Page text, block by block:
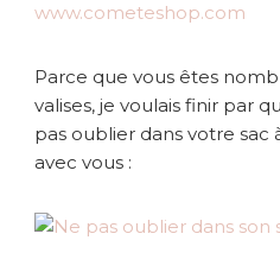
www.cometeshop.com
Parce que vous êtes
valises, je voulais finir par
pas oublier dans votre sac
avec vous :